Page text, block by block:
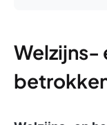
Welzijns-